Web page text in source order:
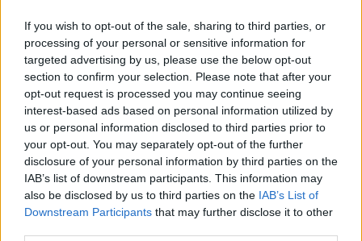
If you wish to opt-out of the sale, sharing to third parties, or
processing of your personal or sensitive information for
targeted advertising by us, please use the below opt-out
section to confirm your selection. Please note that after your
opt-out request is processed you may continue seeing
interest-based ads based on personal information utilized by
us or personal information disclosed to third parties prior to
your opt-out. You may separately opt-out of the further
disclosure of your personal information by third parties on the
IAB’s list of downstream participants. This information may
also be disclosed by us to third parties on the IAB’s List of
Downstream Participants that may further disclose it to other
ilyen esetek pedig komoly mechanikai
meghibásodáshoz vezethetnek. Érdekes lehet, hogy a
régebbi motorokba nem engedi a gyártó betölteni a
modern, kis viszkozitású olajat (pl.: 0W-30), mert ez
motorkárosodáshoz vezethet. Ezeket csak a modern,
erre tervezett motorokban szabad használni. Csak
ott fejtik ki kedvező tulajdonságaikat."
És ami a lényeg: a motorolaj minőségét nem csak a
viszkozitás határozza meg! Nagy tévedés, amikor
csak ennek alapján választunk olajat. Ami ennél
fontosabb, az az olaj teljesítményszintje, vagyis